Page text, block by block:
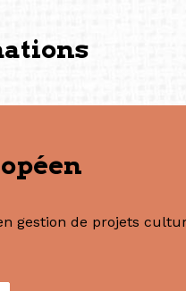
(Photography: Geric Cruz)